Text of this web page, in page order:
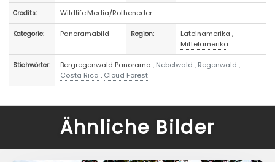
Credits: Wildlife.Media/Rotheneder
Kategorie: Panoramabild Region: Lateinamerika ,
Mittelamerika
Stichwörter: Bergregenwald Panorama , Nebelwald , Regenwald ,
Costa Rica , Cloud Forest
Ähnliche Bilder